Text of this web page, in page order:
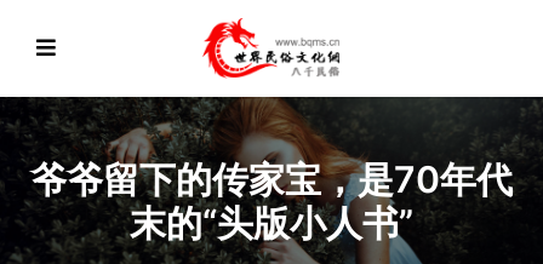
爷爷留下的传家宝，是70年代
末的“头版小人书”